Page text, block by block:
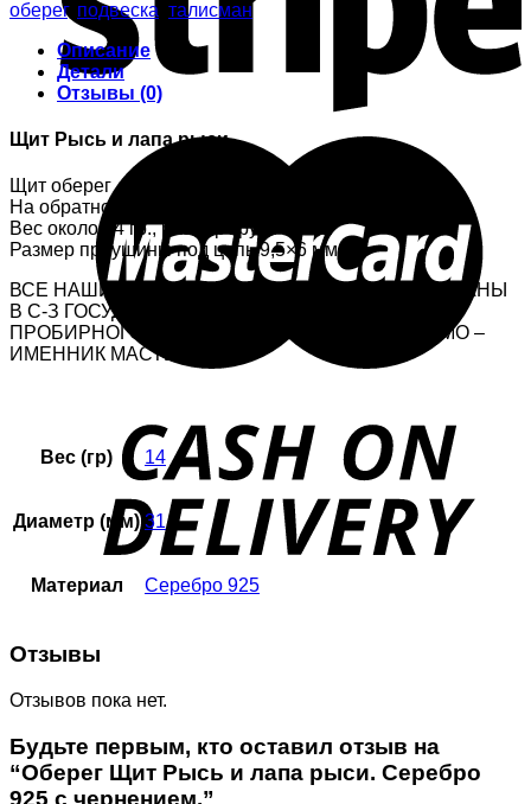
оберег, подвеска талисман
Описание
Детали
Отзывы (0)
Щит Рысь и лапа рыси.
Щит оберег двухсторонний Рысь, оскал зверя
На обратной стороне лапа рысь.
Вес около 14 гр., размер круга 31 мм
Размер проушины под цепь 9,5×6 мм.
ВСЕ НАШИ ИЗДЕЛИЯ ИЗ СЕРЕБРА АПРОБИРОВАНЫ
В С-З ГОСУДАРСТВЕННОЙ ИНСПЕКЦИИ
ПРОБИРНОГО НАДЗОРА , ПЛЮС СТОИТ КЛЕЙМО –
ИМЕННИК МАСТЕРСКОЙ
Вес (гр) 14
Диаметр (мм) 31
Материал Серебро 925
Отзывы
Отзывов пока нет.
Будьте первым, кто оставил отзыв на
“Оберег Щит Рысь и лапа рыси. Серебро
925 с чернением.”